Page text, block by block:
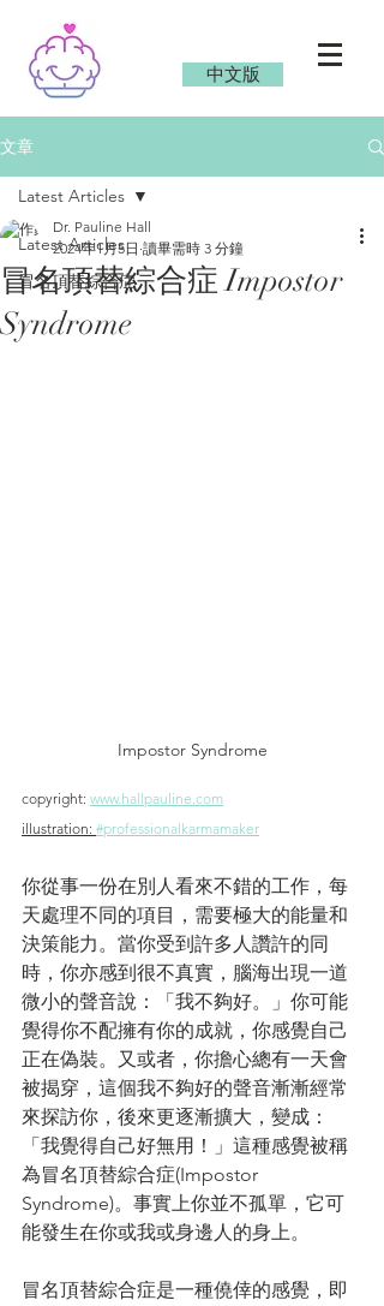
中文版
文章
Latest Articles
冒名頂替綜合症
Latest Articles
冒名頂替綜合症 Impostor
Syndrome
Dr. Pauline Hall
2024年1月5日 讀畢需時 3 分鐘
Impostor Syndrome
copyright: www.hallpauline.com
illustration: #professionalkarmamaker
你從事一份在別人看來不錯的工作，每
天處理不同的項目，需要極大的能量和
決策能力。當你受到許多人讚許的同
時，你亦感到很不真實，腦海出現一道
微小的聲音說：「我不夠好。」你可能
覺得你不配擁有你的成就，你感覺自己
正在偽裝。又或者，你擔心總有一天會
被揭穿，這個我不夠好的聲音漸漸經常
來探訪你，後來更逐漸擴大，變成：
「我覺得自己好無用！」這種感覺被稱
為冒名頂替綜合症(Impostor
Syndrome)。事實上你並不孤單，它可
能發生在你或我或身邊人的身上。
冒名頂替綜合症是一種僥倖的感覺，即